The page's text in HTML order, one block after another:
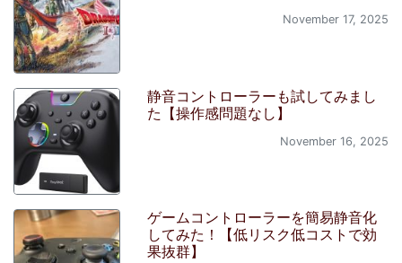
November 17, 2025
静音コントローラーも試してみまし
た【操作感問題なし】
November 16, 2025
ゲームコントローラーを簡易静音化
してみた！【低リスク低コストで効
果抜群】